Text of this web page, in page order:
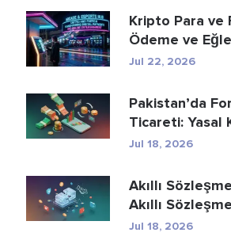
Kripto Para ve
Ödeme ve
Sektörünü
Jul 22, 2026
Pakistan’da
Ticareti: Yasal
Aracı Kurumlar,
Jul 18, 2026
Akıllı
Akıllı Sözleşme
Geliştirme
Jul 18, 2026